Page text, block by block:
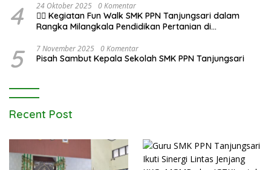
4 24 Oktober 2025 0 Komentar
🚶‍♂️ Kegiatan Fun Walk SMK PPN Tanjungsari dalam
Rangka Milangkala Pendidikan Pertanian di
5 7 November 2025 0 Komentar
Pisah Sambut Kepala Sekolah SMK PPN Tanjungsari
Recent Post